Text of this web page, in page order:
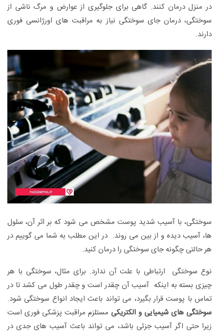
در منزل درمان کنند. گاهی برای جلوگیری از عوارض و مرگ ناشی از
سوختگی، درمان جای سوختگی نیاز به مراقبت های اورژانسی فوری
دارند.
سوختگی، با آسیب شدید پوست مشخص می شود که بر اثر آن، سلول
ها، آسیب دیده و از بین می روند. در این مطلب به شما می گوییم در
هر حالتی چگونه جای سوختگی را درمان کنید.
نوع سوختگی ارتباطی با علت آن ندارد. برای مثال، سوختگی با هر
چیزی بسته به اینکه آسیب آن چقدر است و چقدر طول می کشد تا در
تماس با پوست قرار بگیرد، می تواند باعث ایجاد انواع سوختگی شود.
سوختگی های شیمیایی و الکتریکی مستلزم مراقبت پزشکی فوری است
زیرا حتی اگر آسیب جزئی باشد، می تواند باعث آسیب های جدی در